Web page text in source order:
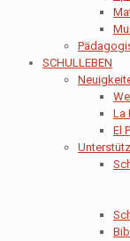
SCHULLEBEN
La
El